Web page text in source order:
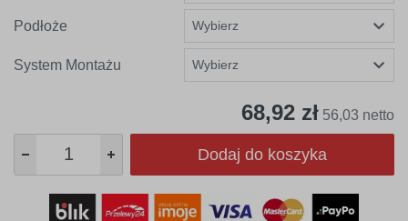
Podłoże
System Montażu
68,92 zł 56,03 netto
Dodaj do koszyka